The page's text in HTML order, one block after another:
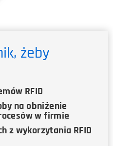
żeby
RFID
na obniżenie
w firmie
z wykorzytania RFID